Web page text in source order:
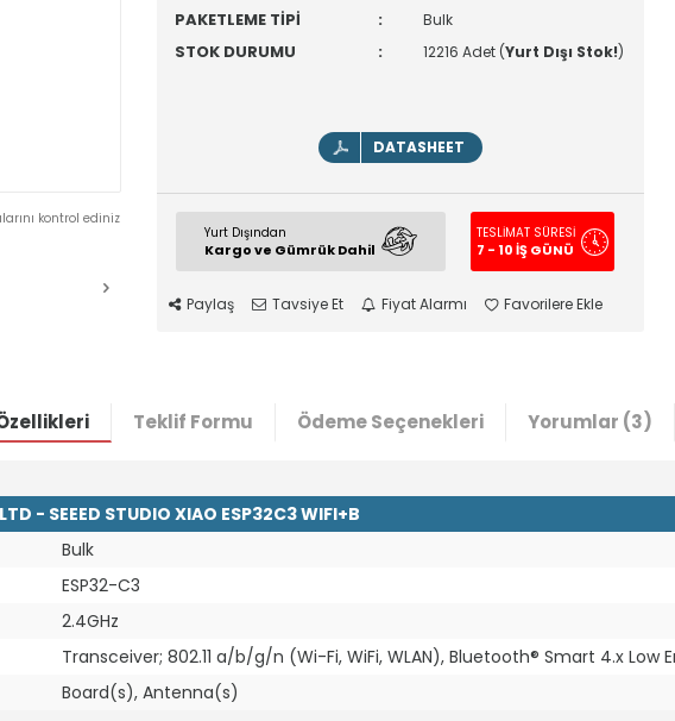
kontrol ediniz
PAKETLEME TİPİ : Bulk
STOK DURUMU : 12216 Adet (Yurt Dışı Stok!)
DATASHEET
Yurt Dışından
Kargo ve Gümrük Dahil
TESLİMAT SÜRESİ
7 - 10 İŞ GÜNÜ
Paylaş Tavsiye Et Fiyat Alarmı Favorilere Ekle
Teklif Formu Ödeme Seçenekleri Yorumlar (3)
- SEEED STUDIO XIAO ESP32C3 WIFI+B
Bulk
ESP32-C3
2.4GHz
Transceiver; 802.11 a/b/g/n (Wi-Fi, WiFi, WLAN), Bluetooth® Smart 4.x Low
Board(s), Antenna(s)